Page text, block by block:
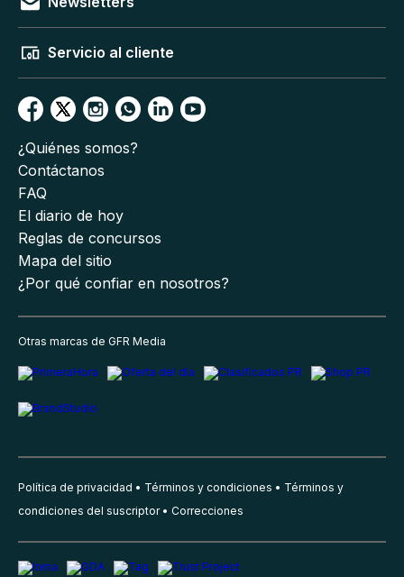
Servicio al cliente
¿Quiénes somos?
Contáctanos
FAQ
El diario de hoy
Reglas de concursos
Mapa del sitio
¿Por qué confiar en nosotros?
Otras marcas de GFR Media
Política de privacidad Términos y condiciones
Términos y
condiciones del suscriptor
Correcciones